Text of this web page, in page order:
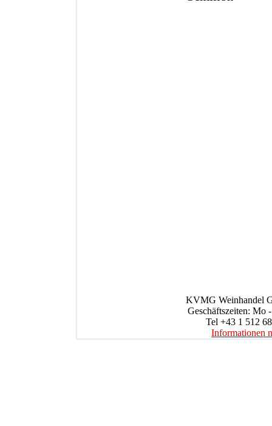
KVMG Weinhandel
Geschäftszeiten: Mo
Tel +43 1 512
Informationen